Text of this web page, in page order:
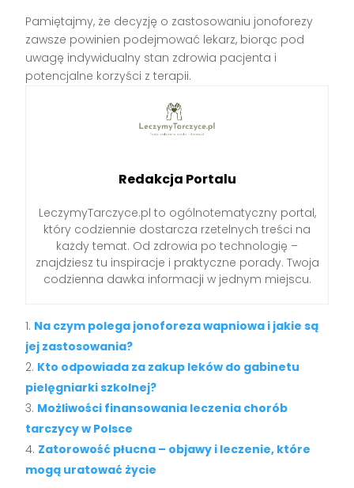
Pamiętajmy, że decyzję o zastosowaniu jonoforezy
zawsze powinien podejmować lekarz, biorąc pod
uwagę indywidualny stan zdrowia pacjenta i
potencjalne korzyści z terapii.
Redakcja Portalu
LeczymyTarczyce.pl to ogólnotematyczny portal,
który codziennie dostarcza rzetelnych treści na
każdy temat. Od zdrowia po technologię –
znajdziesz tu inspiracje i praktyczne porady. Twoja
codzienna dawka informacji w jednym miejscu.
Na czym polega jonoforeza wapniowa i jakie są
jej zastosowania?
Kto odpowiada za zakup leków do gabinetu
pielęgniarki szkolnej?
Możliwości finansowania leczenia chorób
tarczycy w Polsce
Zatorowość płucna – objawy i leczenie, które
mogą uratować życie